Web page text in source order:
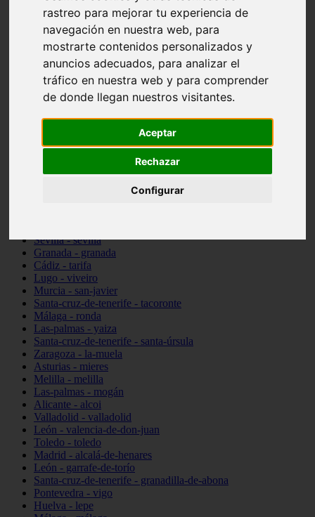
rastreo para mejorar tu experiencia de
navegación en nuestra web, para
mostrarte contenidos personalizados y
anuncios adecuados, para analizar el
tráfico en nuestra web y para comprender
de donde llegan nuestros visitantes.
Aceptar
Rechazar
Configurar
Madrid - pozuelo-de-alarcón
Teruel - sarrión
Cádiz - algodonales
Illes-balears - inca
Madrid - madrid
Málaga - torremolinos
Asturias - oviedo
Cádiz - el-puerto-de-santa-maría
Málaga - marbella
Barcelona - barcelona
Sevilla - sevilla
Granada - granada
Cádiz - tarifa
Lugo - viveiro
Murcia - san-javier
Santa-cruz-de-tenerife - tacoronte
Málaga - ronda
Las-palmas - yaiza
Santa-cruz-de-tenerife - santa-úrsula
Zaragoza - la-muela
Asturias - mieres
Melilla - melilla
Las-palmas - mogán
Alicante - alcoi
Valladolid - valladolid
León - valencia-de-don-juan
Toledo - toledo
Madrid - alcalá-de-henares
León - garrafe-de-torío
Santa-cruz-de-tenerife - granadilla-de-abona
Pontevedra - vigo
Huelva - lepe